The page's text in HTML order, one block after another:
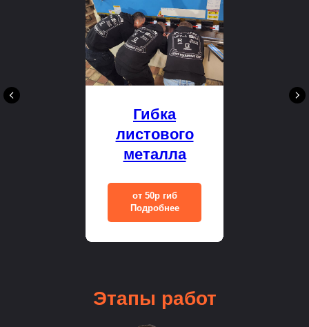
Гибка
листового
металла
от 50р гиб
Подробнее
Этапы работ